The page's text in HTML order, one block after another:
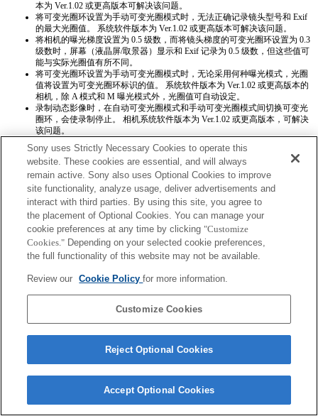
本为 Ver.1.02 或更高版本可解决该问题。
将可变光圈环设置为手动可变光圈模式时，无法正确​​记录镜头型号和 Exif
的最大光圈值。 系统软件版本为 Ver.1.02 或更高版本可解决该问题。
将相机的曝光梯度设置为 0.5 级数，而将镜头梯度的可变光圈环设置为 0.3
级数时，屏幕（液晶屏/取景器）显示和 Exif 记录为 0.5 级数，但这些值可
能与实际光圈值有所不同。
将可变光圈环设置为手动可变光圈模式时，无论采用何种曝光模式，光圈
值将设置为可变光圈环标识的值。 系统软件版本为 Ver.1.02 或更高版本的
相机，除 A 模式和 M 曝光模式外，光圈值可自动设定。
录制动态影像时，在自动可变光圈模式和手动可变光圈模式间切换可变光
圈环，会使录制停止。 相机系统软件版本为 Ver.1.02 或更高版本，可解决
该问题。
如果您旋转可变光圈环，设置的节电模式时间不会重新计算。 相机系统软
件版本为 Ver.1.02 或更高版本，可解决该问题。
当您采用“记忆”功能存储设置时，无法正确存储光圈值。
在相机上安装了系统软件 1.02 版或更高版本的情况下，可以使用对焦锁定
按钮。
Terms of Use Contact Us
Sony uses Strictly Necessary Cookies to operate this
website. These cookies are essential, and will always
remain active. Sony also uses Optional Cookies to improve
site functionality, analyze usage, deliver advertisements and
interact with third parties. By using this site, you agree to
the placement of Optional Cookies. You can manage your
cookie preferences at any time by clicking "Customize
Cookies." Depending on your selected cookie preferences,
the full functionality of this website may not be available.
Review our Cookie Policyfor more information.
Customize Cookies
Reject Optional Cookies
Accept Optional Cookies